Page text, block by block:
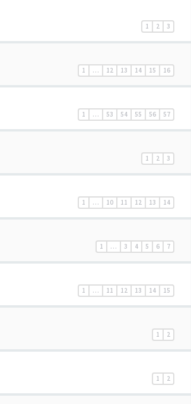
1 2 3
1 … 12 13 14 15 16
1 … 53 54 55 56 57
1 2 3
1 … 10 11 12 13 14
1 … 3 4 5 6 7
1 … 11 12 13 14 15
1 2
1 2